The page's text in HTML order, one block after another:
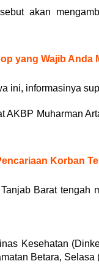
akan
yang Wajib Anda
ini, informasinya
AKBP Muharman
Korban
Barat tengah
Kesehatan
Betara, Selasa